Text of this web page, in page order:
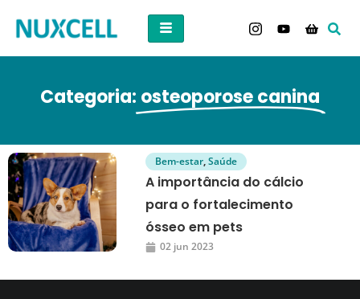
Categoria: osteoporose canina
Bem-estar,Saúde
A importância do cálcio
para o fortalecimento
ósseo em pets
02 jun 2023